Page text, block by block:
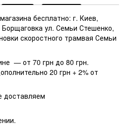
бесплатно: г. Киев,
ул. Семьи Стешенко,
скоростного трамвая Семьи
— от 70 грн до 80 грн.
20 грн + 2% от
доставляем